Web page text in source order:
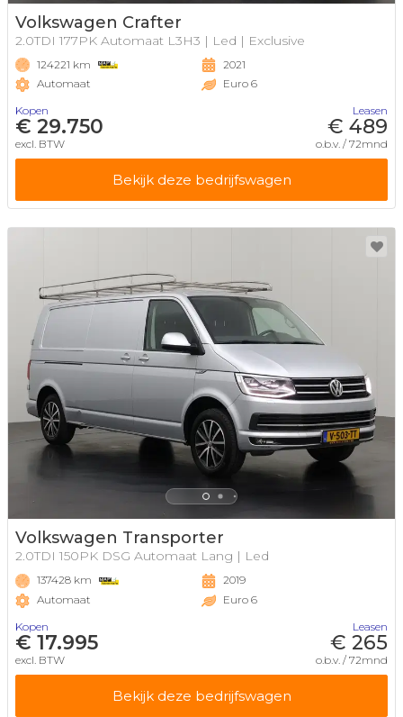
Volkswagen Crafter
2.0TDI 177PK Automaat L3H3 | Led | Exclusive
124221 km
Automaat
2021
Euro 6
Kopen
€ 29.750
excl. BTW
Leasen
€ 489
o.b.v. / 72mnd
Bekijk deze bedrijfswagen
Volkswagen Transporter
2.0TDI 150PK DSG Automaat Lang | Led
137428 km
Automaat
2019
Euro 6
Kopen
€ 17.995
excl. BTW
Leasen
€ 265
o.b.v. / 72mnd
Bekijk deze bedrijfswagen